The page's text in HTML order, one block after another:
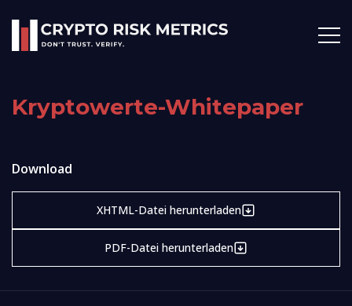
Kryptowerte-Whitepaper
Download
XHTML-Datei herunterladen
PDF-Datei herunterladen